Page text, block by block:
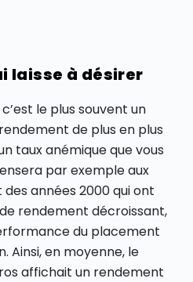
laisse à désirer
le plus souvent un
de plus en plus
taux anémique que vous
par exemple aux
années 2000 qui ont
rendement décroissant,
du placement
Ainsi, en moyenne, le
affichait un rendement